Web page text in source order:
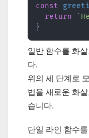
const
return
`
}
일반 함수를 화
다.
위의 세 단계로
법을 새로운 화
습니다.
단일 라인 함수